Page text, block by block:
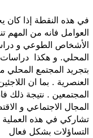
في هذه النقطة إذا كان
العوامل فانه من المهم
الأشخاص الطوعي و
المحلي. و هكذا دراسات
بتجريد المجتمع
العنصرية . بما ان
المجتمعين . نتيجة ذلك
المجال الاجتماعي و
تشاركي في هذه
التساؤلات بشكل فعال